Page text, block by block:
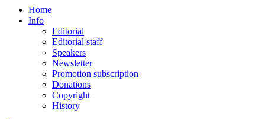
Home
Info
Editorial
Editorial staff
Speakers
Newsletter
Promotion subscription
Donations
Copyright
History